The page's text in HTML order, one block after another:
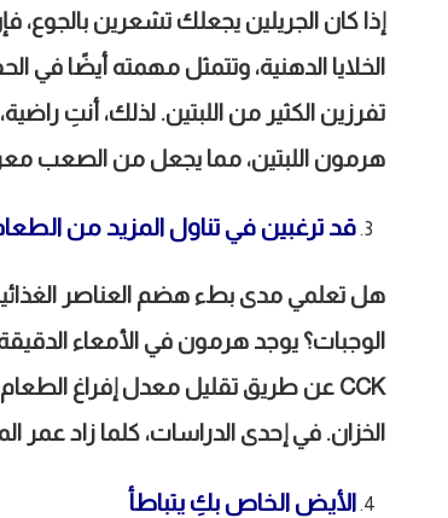
إذا كان الجريلين يجعلك تشعرين بالجوع،
الخلايا الدهنية، وتتمثل مهمته أيضًا
تفرزين الكثير من اللبتين. لذلك، أنتِ
هرمون اللبتين، مما يجعل من الصعب
قد ترغبين في تناول المزيد من
هل تعلمي مدى بطء هضم العناصر
الوجبات؟ يوجد هرمون في الأمعاء
CCK عن طريق تقليل معدل إفراغ الطعام
الخزان. في إحدى الدراسات، كلما زاد
الأيض الخاص بكِ يتباطأ